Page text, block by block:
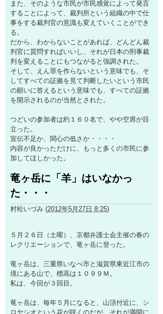
また、そのような市民が市民感覚によって発言
することによって、裁判所という組織の中で仕
事をする裁判官の意識も変えていくことができ
る。
だから、わからないことがあれば、どんどん裁
判官に質問すればいいし、それが日本の刑事裁
判を変えることにもつながると強調された。
そして、えん罪を作らないという意味でも、そ
してすべての証拠を見て判断したいという市民
の願いに答えるという意味でも、すべての証拠
を開示されるのが当然とされた。
つどいの参加者は約１６０名で、やや空席が目
立った。
宣伝不足か、関心の低さか・・・・
内容が良かっただけに、もっと多くの市民に参
加してほしかった。
竜ヶ岳に「羊」はいなかっ
た・・・
村松いづみ (2012年5月27日 8:25)
５月２６日（土曜）、京都弁護士会主催の春の
レクリエーションで、竜ヶ岳に登った。
竜ヶ岳は、三重県いなべ市と滋賀県東近江市の
境にある山で、標高は１０９９Ｍ。
私は、今回が３回目。
竜ヶ岳は、毎年５月になると、山頂付近に、シ
ロヤシオという花が咲くのだが、それが満開に